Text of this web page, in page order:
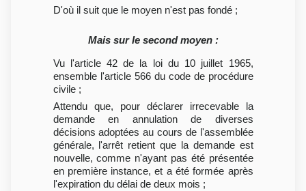
D'où il suit que le moyen n'est pas fondé ;
Mais sur le second moyen :
Vu l'article 42 de la loi du 10 juillet 1965,
ensemble l'article 566 du code de procédure
civile ;
Attendu que, pour déclarer irrecevable la
demande en annulation de diverses
décisions adoptées au cours de l'assemblée
générale, l'arrêt retient que la demande est
nouvelle, comme n'ayant pas été présentée
en première instance, et a été formée après
l'expiration du délai de deux mois ;